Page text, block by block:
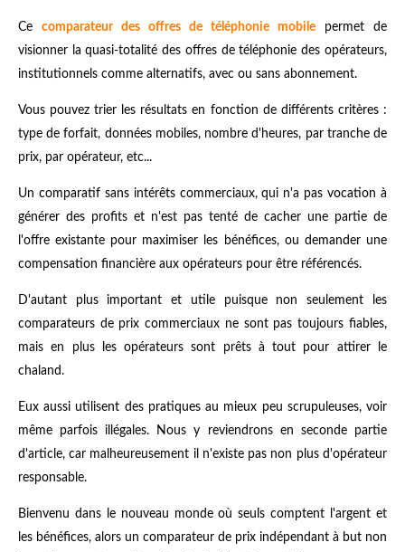
Ce comparateur des offres de téléphonie mobile permet de
visionner la quasi-totalité des offres de téléphonie des opérateurs,
institutionnels comme alternatifs, avec ou sans abonnement.
Vous pouvez trier les résultats en fonction de différents critères :
type de forfait, données mobiles, nombre d'heures, par tranche de
prix, par opérateur, etc...
Un comparatif sans intérêts commerciaux, qui n'a pas vocation à
générer des profits et n'est pas tenté de cacher une partie de
l'offre existante pour maximiser les bénéfices, ou demander une
compensation financière aux opérateurs pour être référencés.
D'autant plus important et utile puisque non seulement les
comparateurs de prix commerciaux ne sont pas toujours fiables,
mais en plus les opérateurs sont prêts à tout pour attirer le
chaland.
Eux aussi utilisent des pratiques au mieux peu scrupuleuses, voir
même parfois illégales. Nous y reviendrons en seconde partie
d'article, car malheureusement il n'existe pas non plus d'opérateur
responsable.
Bienvenu dans le nouveau monde où seuls comptent l'argent et
les bénéfices, alors un comparateur de prix indépendant à but non